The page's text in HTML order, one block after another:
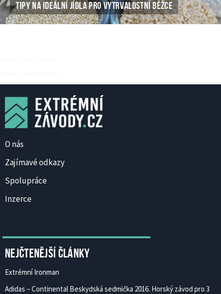
TIPY NA IDEÁLNÍ JÍDLA PRO VYTRVALOSTNÍ BĚŽCE
O nás
Zajímavé odkazy
Spolupráce
Inzerce
Nejčtenější články
Extrémní Ironman
Adidas – Continental Beskydská sedmička 2016. Horský závod pro 3